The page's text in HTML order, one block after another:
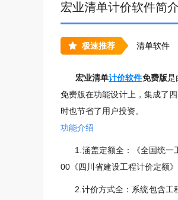
宏业清单计价软件简介
极速推荐 清单软件
宏业清单计价软件免费版是
免费版在功能设计上，集成了
时也节省了用户投资。
功能介绍
1.涵盖定额全：《全国统一
00《四川省建设工程计价定额
2.计价方式全：系统包含工